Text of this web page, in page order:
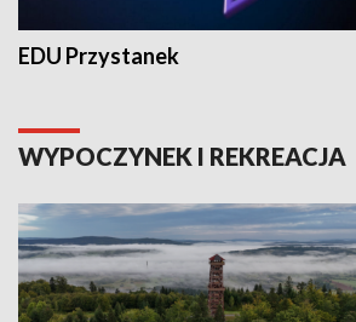
EDU Przystanek
WYPOCZYNEK I REKREACJA